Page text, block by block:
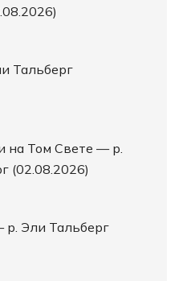
Тальберг
на Том Свете — р.
(02.08.2026)
р. Эли Тальберг